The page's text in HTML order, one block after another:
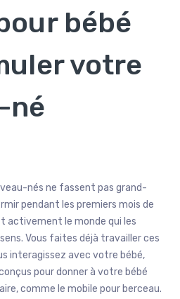
bébé
votre
né
nés ne fassent pas grand-
pendant les premiers mois de
activement le monde qui les
Vous faites déjà travailler ces
interagissez avec votre bébé,
pour donner à votre bébé
comme le mobile pour berceau.